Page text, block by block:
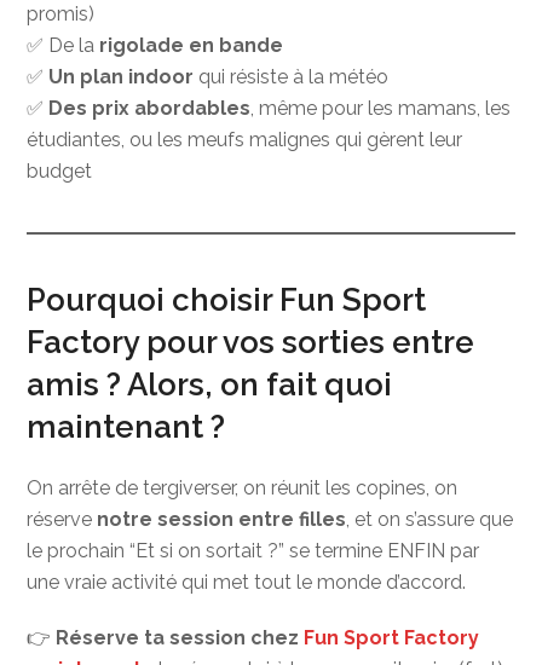
promis)
✅ De la rigolade en bande
✅ Un plan indoor qui résiste à la météo
✅ Des prix abordables , même pour les mamans, les
étudiantes, ou les meufs malignes qui gèrent leur
budget
Pourquoi choisir Fun Sport
Factory pour vos sorties entre
amis ? Alors, on fait quoi
maintenant ?
On arrête de tergiverser, on réunit les copines, on
réserve notre session entre filles , et on s’assure que
le prochain “Et si on sortait ?” se termine ENFIN par
une vraie activité qui met tout le monde d’accord.
👉 Réserve ta session chez Fun Sport Factory